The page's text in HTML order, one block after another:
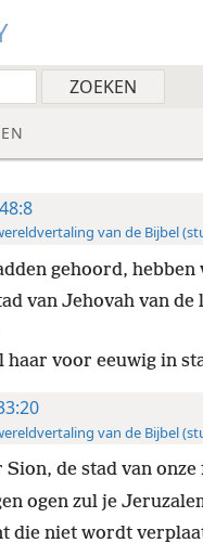
van de Bijbel
gehoord, hebben
van Jehovah van
haar voor eeuwig in
van de Bijbel
de stad van onze
ogen zul je
die niet wordt